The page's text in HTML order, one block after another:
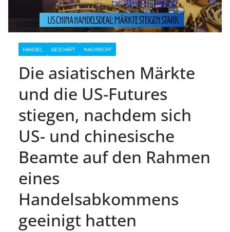
HANDEL GESCHÄFT NACHRICHT
Die asiatischen Märkte
und die US-Futures
stiegen, nachdem sich
US- und chinesische
Beamte auf den Rahmen
eines
Handelsabkommens
geeinigt hatten